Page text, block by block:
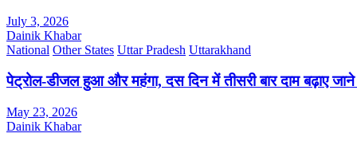
July 3, 2026
Dainik Khabar
National Other States Uttar Pradesh Uttarakhand
पेट्रोल-डीजल हुआ और महंगा, दस दिन में तीसरी बार दाम बढ़ाए जाने
May 23, 2026
Dainik Khabar